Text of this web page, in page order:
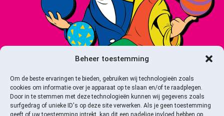
Beheer toestemming
Om de beste ervaringen te bieden, gebruiken wij technologieën zoals
cookies om informatie over je apparaat op te slaan en/of te raadplegen.
Door in te stemmen met deze technologieën kunnen wij gegevens zoals
surfgedrag of unieke ID's op deze site verwerken. Als je geen toestemming
geeft of uw toestemming intrekt, kan dit een nadelige invloed hebben op